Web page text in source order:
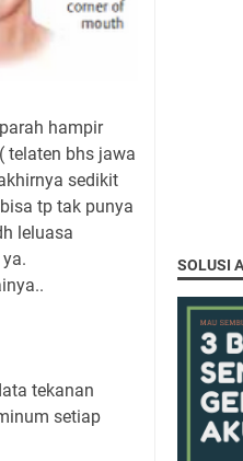
hampir
telaten bhs jawa
sedikit
tp tak punya
leluasa
tekanan
setiap
SOLUSI